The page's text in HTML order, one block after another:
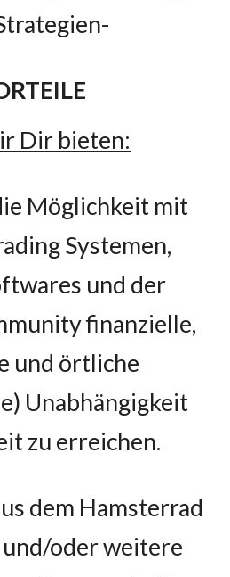
Dir bieten:
Möglichkeit mit
Systemen,
und der
finanzielle,
und örtliche
Unabhängigkeit
zu erreichen.
dem Hamsterrad
und/oder weitere